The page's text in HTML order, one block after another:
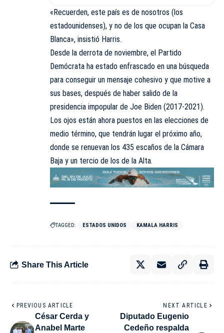
«Recuerden, este país es de nosotros (los
estadounidenses), y no de los que ocupan la Casa
Blanca», insistió Harris.
Desde la derrota de noviembre, el Partido
Demócrata ha estado enfrascado en una búsqueda
para conseguir un mensaje cohesivo y que motive a
sus bases, después de haber salido de la
presidencia impopular de Joe Biden (2017-2021).
Los ojos están ahora puestos en las elecciones de
medio término, que tendrán lugar el próximo año,
donde se renuevan los 435 escaños de la Cámara
Baja y un tercio de los de la Alta.
TAGGED: ESTADOS UNIDOS KAMALA HARRIS
Share This Article
PREVIOUS ARTICLE
César Cerda y
Anabel Marte
NEXT ARTICLE
Diputado Eugenio
Cedeño respalda